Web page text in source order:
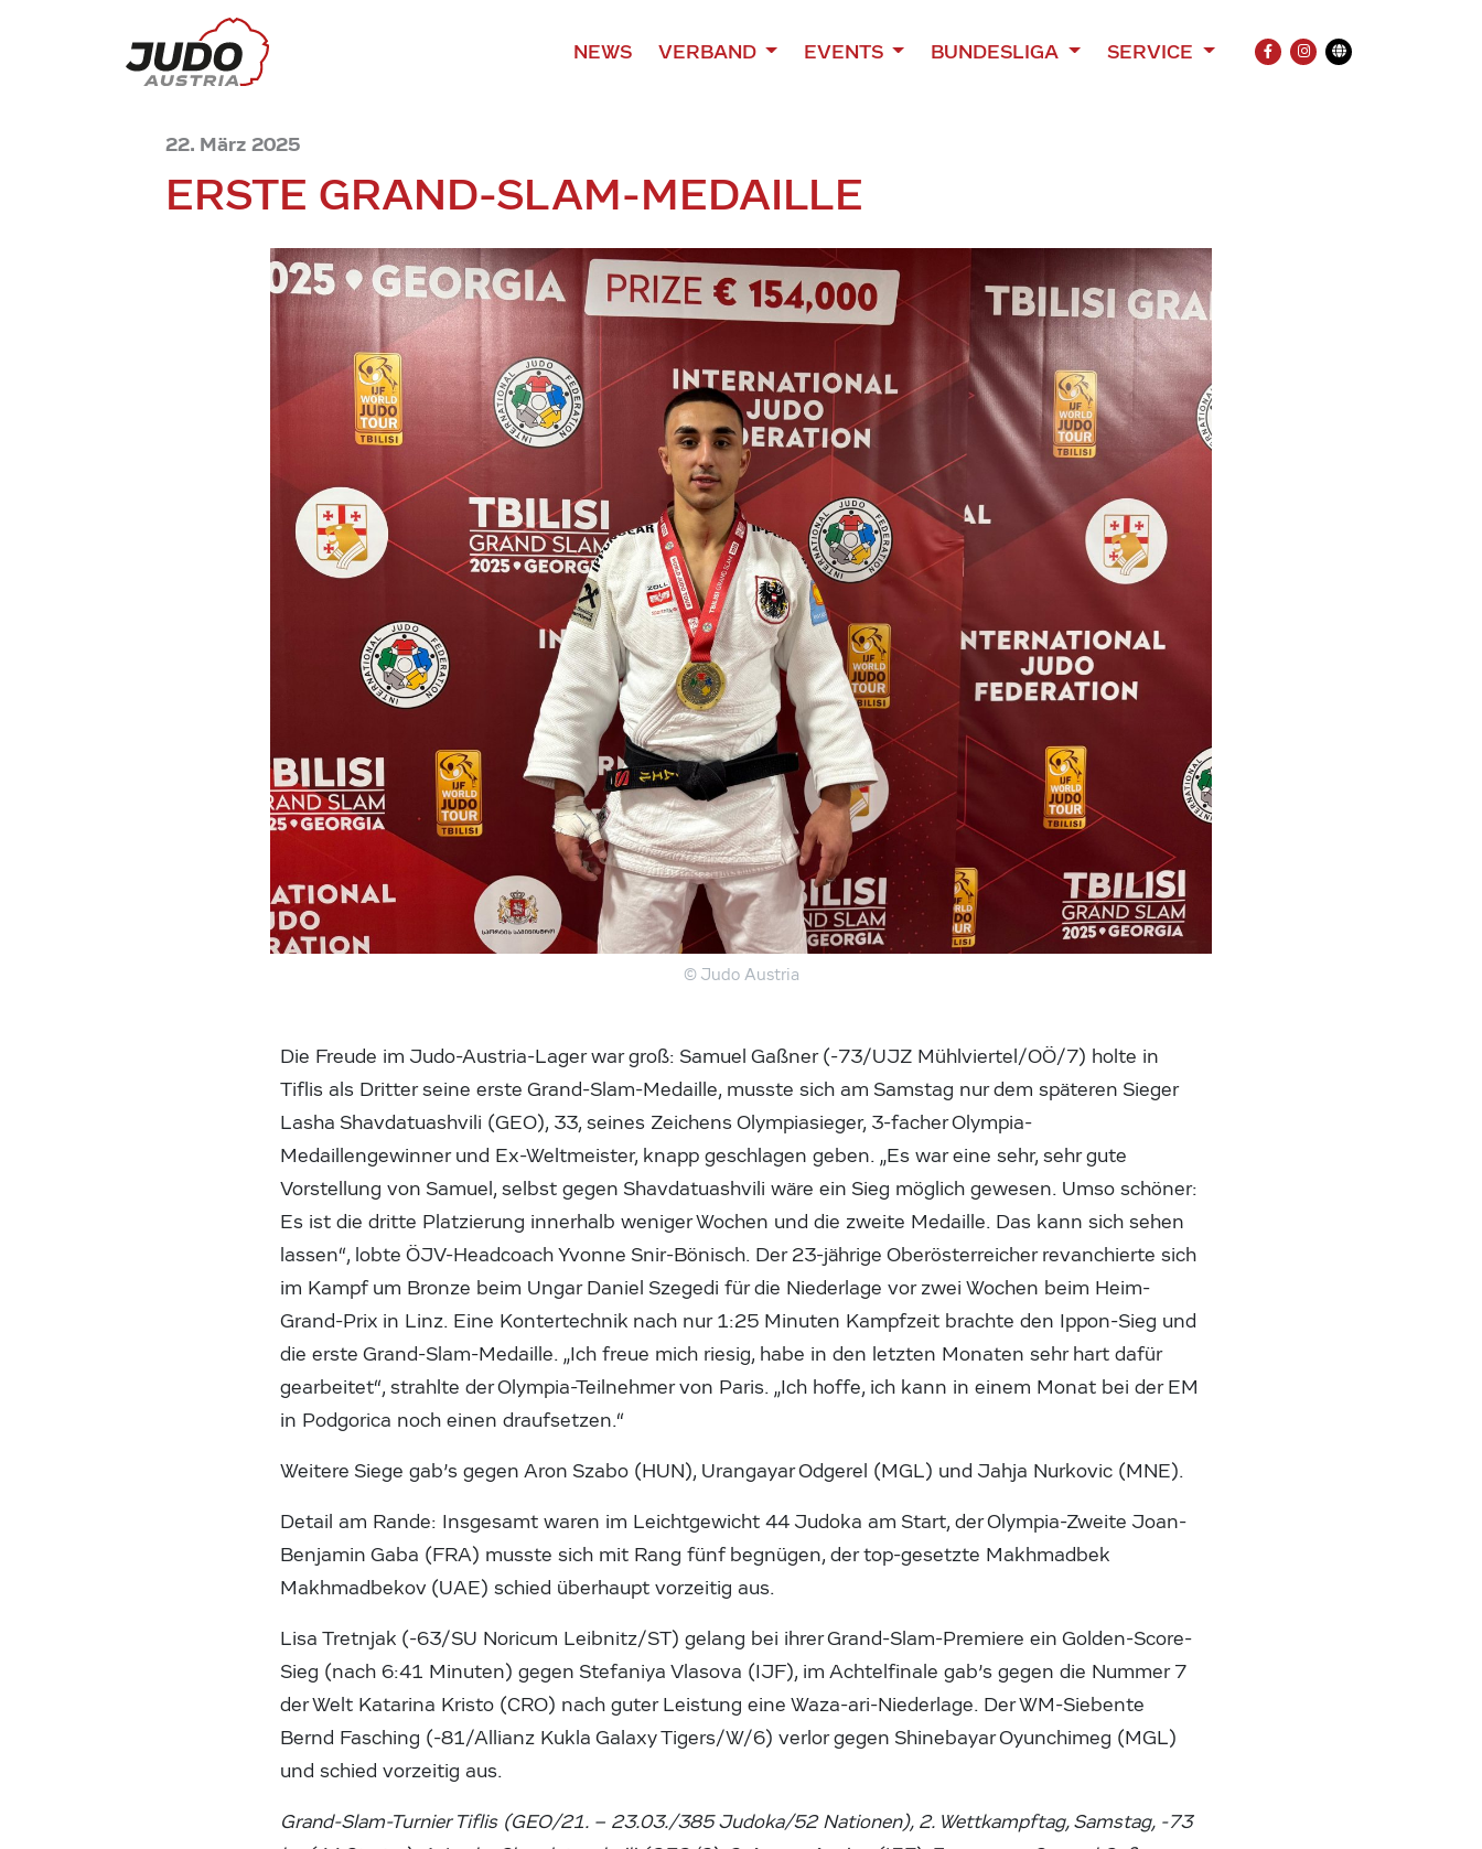
NEWS VERBAND EVENTS BUNDESLIGA SERVICE
FACEBOOK
INSTAGRAM
Übersetzung
22. März 2025
ERSTE GRAND-SLAM-MEDAILLE
© Judo Austria
Die Freude im Judo-Austria-Lager war groß: Samuel Gaßner (-73/UJZ Mühlviertel/OÖ/7) holte in
Tiflis als Dritter seine erste Grand-Slam-Medaille, musste sich am Samstag nur dem späteren Sieger
Lasha Shavdatuashvili (GEO), 33, seines Zeichens Olympiasieger, 3-facher Olympia-
Medaillengewinner und Ex-Weltmeister, knapp geschlagen geben. „Es war eine sehr, sehr gute
Vorstellung von Samuel, selbst gegen Shavdatuashvili wäre ein Sieg möglich gewesen. Umso schöner:
Es ist die dritte Platzierung innerhalb weniger Wochen und die zweite Medaille. Das kann sich sehen
lassen“, lobte ÖJV-Headcoach Yvonne Snir-Bönisch. Der 23-jährige Oberösterreicher revanchierte sich
im Kampf um Bronze beim Ungar Daniel Szegedi für die Niederlage vor zwei Wochen beim Heim-
Grand-Prix in Linz. Eine Kontertechnik nach nur 1:25 Minuten Kampfzeit brachte den Ippon-Sieg und
die erste Grand-Slam-Medaille. „Ich freue mich riesig, habe in den letzten Monaten sehr hart dafür
gearbeitet“, strahlte der Olympia-Teilnehmer von Paris. „Ich hoffe, ich kann in einem Monat bei der EM
in Podgorica noch einen draufsetzen.“
Weitere Siege gab’s gegen Aron Szabo (HUN), Urangayar Odgerel (MGL) und Jahja Nurkovic (MNE).
Detail am Rande: Insgesamt waren im Leichtgewicht 44 Judoka am Start, der Olympia-Zweite Joan-
Benjamin Gaba (FRA) musste sich mit Rang fünf begnügen, der top-gesetzte Makhmadbek
Makhmadbekov (UAE) schied überhaupt vorzeitig aus.
Lisa Tretnjak (-63/SU Noricum Leibnitz/ST) gelang bei ihrer Grand-Slam-Premiere ein Golden-Score-
Sieg (nach 6:41 Minuten) gegen Stefaniya Vlasova (IJF), im Achtelfinale gab’s gegen die Nummer 7
der Welt Katarina Kristo (CRO) nach guter Leistung eine Waza-ari-Niederlage. Der WM-Siebente
Bernd Fasching (-81/Allianz Kukla Galaxy Tigers/W/6) verlor gegen Shinebayar Oyunchimeg (MGL)
und schied vorzeitig aus.
Grand-Slam-Turnier Tiflis (GEO/21. – 23.03./385 Judoka/52 Nationen), 2. Wettkampftag, Samstag, -73